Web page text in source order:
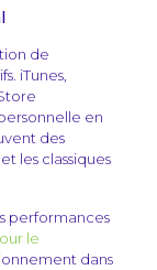
de
iTunes,
en
des
les classiques
performances
le
dans